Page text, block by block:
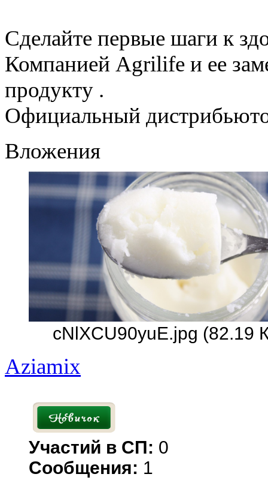
Сделайте первые шаги к
Компанией Agrilife и ее
продукту .
Официальный
Вложения
cNlXCU90yuE.jpg (82.19
Aziamix
Участий в СП: 0
Сообщения: 1